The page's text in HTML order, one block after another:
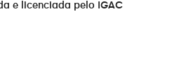
e licenciada pelo IGAC